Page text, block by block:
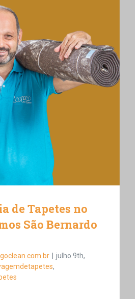
de Tapetes no
São Bernardo
julho 9th,
,